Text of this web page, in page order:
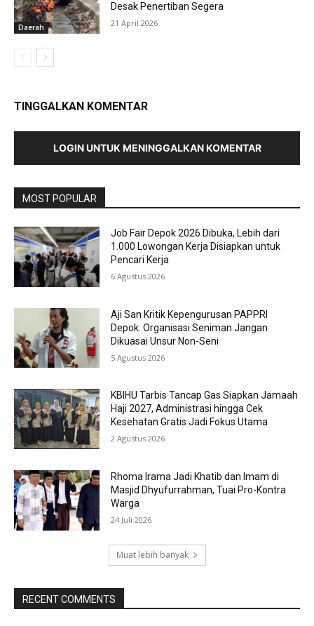
Daerah
Desak Penertiban Segera
21 April 2026
TINGGALKAN KOMENTAR
LOGIN UNTUK MENINGGALKAN KOMENTAR
MOST POPULAR
Job Fair Depok 2026 Dibuka, Lebih dari
1.000 Lowongan Kerja Disiapkan untuk
Pencari Kerja
6 Agustus 2026
Aji San Kritik Kepengurusan PAPPRI
Depok: Organisasi Seniman Jangan
Dikuasai Unsur Non-Seni
5 Agustus 2026
KBIHU Tarbis Tancap Gas Siapkan Jamaah
Haji 2027, Administrasi hingga Cek
Kesehatan Gratis Jadi Fokus Utama
2 Agustus 2026
Rhoma Irama Jadi Khatib dan Imam di
Masjid Dhyufurrahman, Tuai Pro-Kontra
Warga
24 Juli 2026
Muat lebih banyak
RECENT COMMENTS